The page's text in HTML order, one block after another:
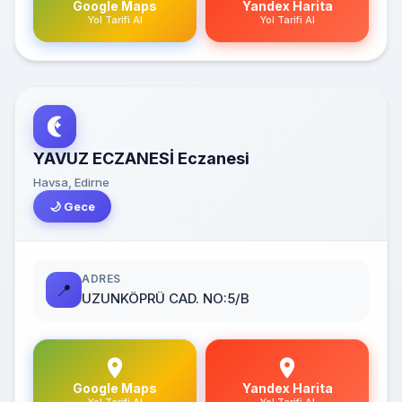
Google Maps
Yol Tarifi Al
Yandex Harita
Yol Tarifi Al
YAVUZ ECZANESİ Eczanesi
Havsa, Edirne
🌙 Gece
📍
ADRES
UZUNKÖPRÜ CAD. NO:5/B
Google Maps Yandex Harita